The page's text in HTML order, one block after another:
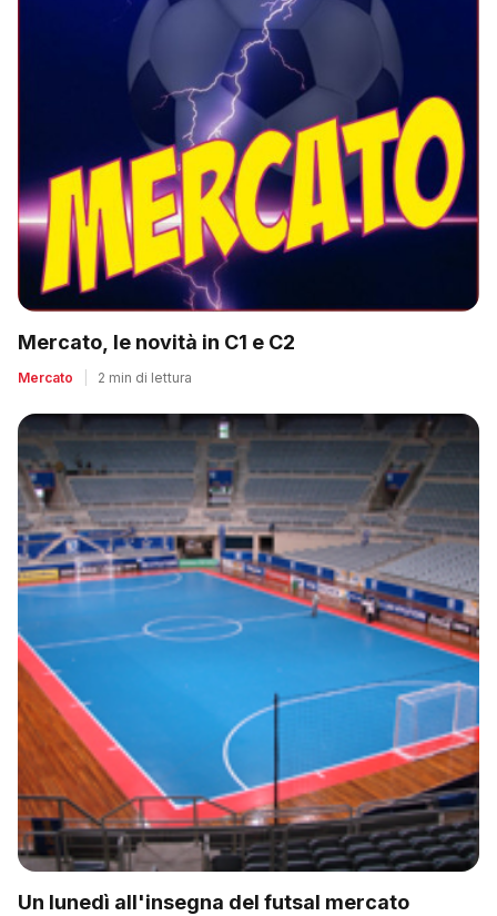
Mercato, le novità in C1 e C2
Mercato 2 min di lettura
Un lunedì all'insegna del futsal mercato